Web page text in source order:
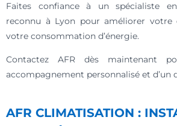
Faites confiance à un spécialiste
reconnu à Lyon pour améliorer
votre consommation d’énergie.
Contactez AFR dès maintenant
accompagnement personnalisé et d’un
AFR CLIMATISATION :